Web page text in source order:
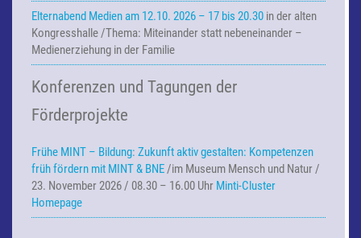
Elternabend Medien am 12.10. 2026 – 17 bis 20.30 in der alten
Kongresshalle /Thema: Miteinander statt nebeneinander –
Medienerziehung in der Familie
Konferenzen und Tagungen der
Förderprojekte
Frühe MINT – Bildung: Zukunft aktiv gestalten: Kompetenzen
früh fördern mit MINT & BNE/im Museum Mensch und Natur /
23. November 2026 / 08.30 – 16.00 Uhr Minti-Cluster
Homepage